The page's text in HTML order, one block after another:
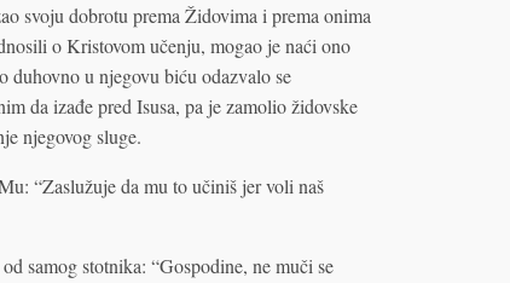
svoju dobrotu prema Židovima i prema onima
o Kristovom učenju, mogao je naći ono
duhovno u njegovu biću odazvalo se
da izađe pred Isusa, pa je zamolio židovske
njegovog sluge.
“Zaslužuje da mu to učiniš jer voli naš
samog stotnika: “Gospodine, ne muči se